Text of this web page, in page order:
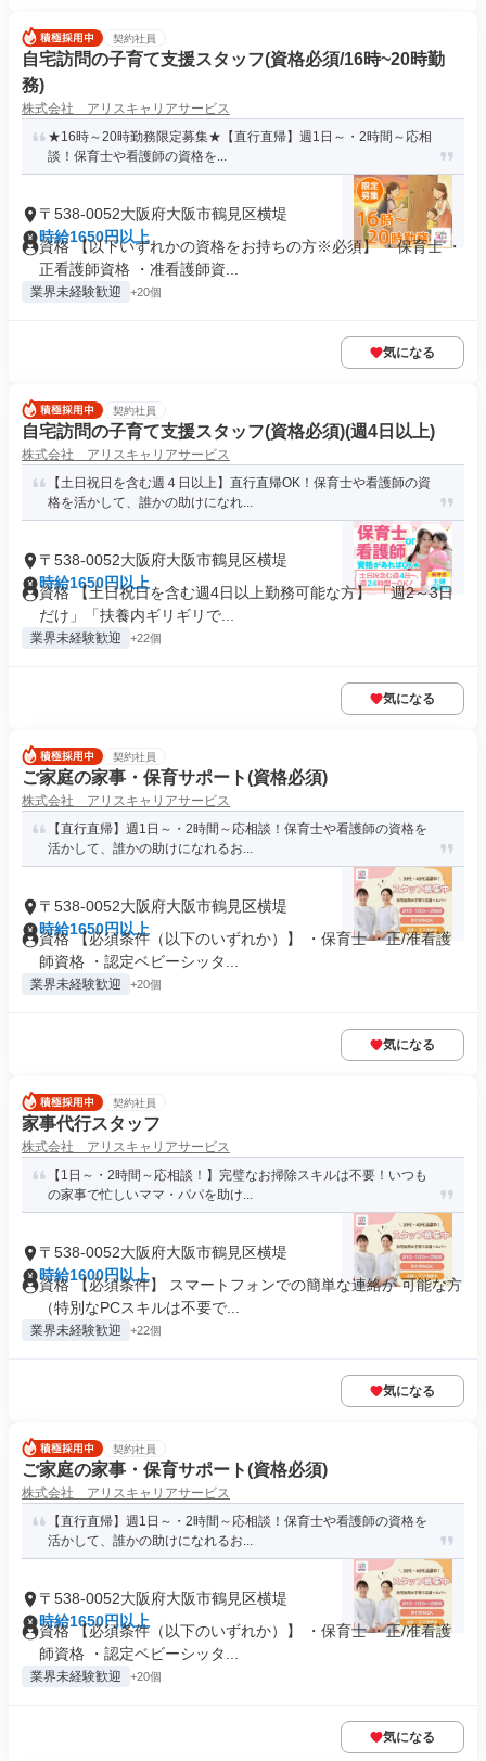
契約社員
自宅訪問の子育て支援スタッフ(資格必須/16時~20時勤
務)
株式会社 アリスキャリアサービス
★16時～20時勤務限定募集★【直行直帰】週1日～・2時間～応相
談！保育士や看護師の資格を...
〒538-0052大阪府大阪市鶴見区横堤
時給1650円以上
資格 【以下いずれかの資格をお持ちの方※必須】 ・保育士 ・
正看護師資格 ・准看護師資...
業界未経験歓迎 +20個
気になる
契約社員
自宅訪問の子育て支援スタッフ(資格必須)(週4日以上)
株式会社 アリスキャリアサービス
【土日祝日を含む週４日以上】直行直帰OK！保育士や看護師の資
格を活かして、誰かの助けになれ...
〒538-0052大阪府大阪市鶴見区横堤
時給1650円以上
資格 【土日祝日を含む週4日以上勤務可能な方】 「週2～3日
だけ」「扶養内ギリギリで...
業界未経験歓迎 +22個
気になる
契約社員
ご家庭の家事・保育サポート(資格必須)
株式会社 アリスキャリアサービス
【直行直帰】週1日～・2時間～応相談！保育士や看護師の資格を
活かして、誰かの助けになれるお...
〒538-0052大阪府大阪市鶴見区横堤
時給1650円以上
資格 【必須条件（以下のいずれか）】 ・保育士 ・正/准看護
師資格 ・認定ベビーシッタ...
業界未経験歓迎 +20個
気になる
契約社員
家事代行スタッフ
株式会社 アリスキャリアサービス
【1日～・2時間～応相談！】完璧なお掃除スキルは不要！いつも
の家事で忙しいママ・パパを助け...
〒538-0052大阪府大阪市鶴見区横堤
時給1600円以上
資格 【必須条件】 スマートフォンでの簡単な連絡が 可能な方
（特別なPCスキルは不要で...
業界未経験歓迎 +22個
気になる
契約社員
ご家庭の家事・保育サポート(資格必須)
株式会社 アリスキャリアサービス
【直行直帰】週1日～・2時間～応相談！保育士や看護師の資格を
活かして、誰かの助けになれるお...
〒538-0052大阪府大阪市鶴見区横堤
時給1650円以上
資格 【必須条件（以下のいずれか）】 ・保育士 ・正/准看護
師資格 ・認定ベビーシッタ...
業界未経験歓迎 +20個
気になる